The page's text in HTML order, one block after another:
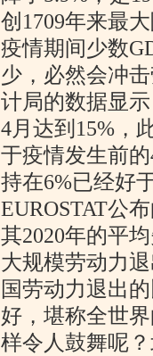
创 1709年来最
疫情期间少数
少，必然会冲
计局的数据显
4月达到 15% ，
于疫情发生前的
持在6%已经好
EUROSTAT公
其2020年的平
大规模劳动力
国劳动力退出
好，堪称全世
样令人鼓舞呢